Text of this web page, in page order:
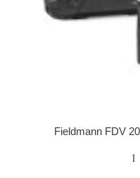
Fieldmann FDV